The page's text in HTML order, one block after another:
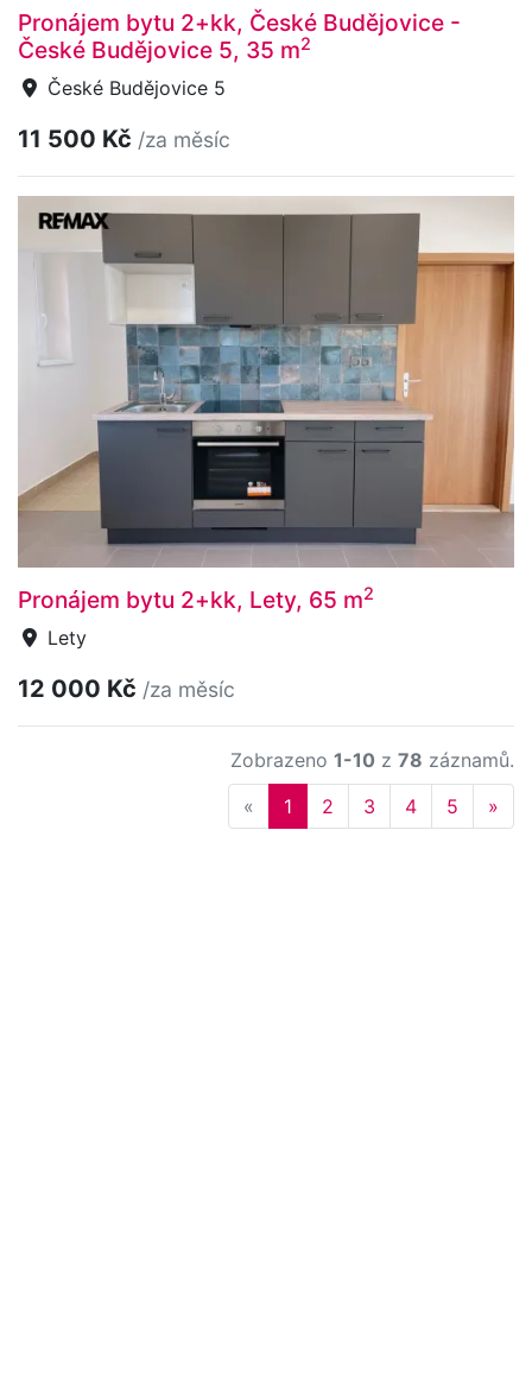
Pronájem bytu 2+kk, České Budějovice -
České Budějovice 5, 35 m2
České Budějovice 5
11 500 Kč /za měsíc
Pronájem bytu 2+kk, Lety, 65 m2
Lety
12 000 Kč /za měsíc
Zobrazeno 1-10 z 78 záznamů.
« Previous
1 2 3 4 5 »